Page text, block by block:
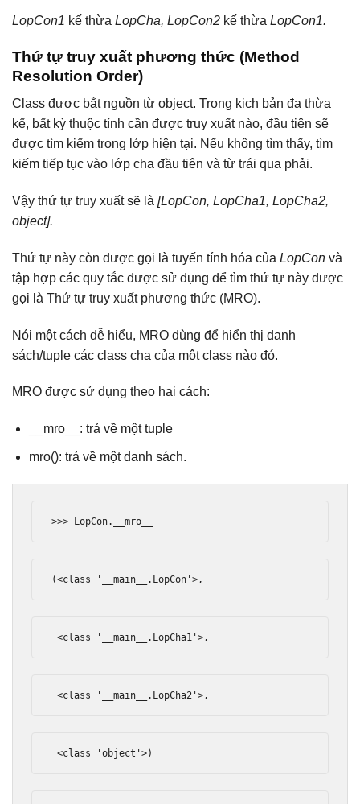
LopCon1 kế thừa LopCha, LopCon2 kế thừa LopCon1.
Thứ tự truy xuất phương thức (Method
Resolution Order)
Class được bắt nguồn từ object. Trong kịch bản đa thừa
kế, bất kỳ thuộc tính cần được truy xuất nào, đầu tiên sẽ
được tìm kiếm trong lớp hiện tại. Nếu không tìm thấy, tìm
kiếm tiếp tục vào lớp cha đầu tiên và từ trái qua phải.
Vậy thứ tự truy xuất sẽ là [LopCon, LopCha1, LopCha2,
object].
Thứ tự này còn được gọi là tuyến tính hóa của LopCon và
tập hợp các quy tắc được sử dụng để tìm thứ tự này được
gọi là Thứ tự truy xuất phương thức (MRO).
Nói một cách dễ hiểu, MRO dùng để hiển thị danh
sách/tuple các class cha của một class nào đó.
MRO được sử dụng theo hai cách:
__mro__: trả về một tuple
mro(): trả về một danh sách.
>>> LopCon. __mro__
(<class '__main__.LopCon'>,
<class '__main__.LopCha1'>,
<class '__main__.LopCha2'>,
<class 'object'>)